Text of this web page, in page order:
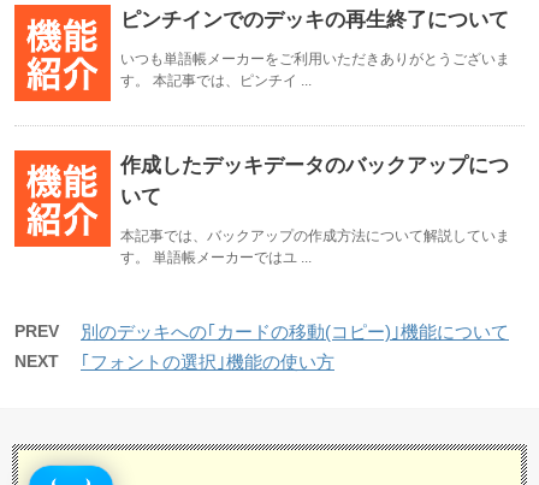
ピンチインでのデッキの再生終了について
いつも単語帳メーカーをご利用いただきありがとうございま
す。 本記事では、ピンチイ ...
作成したデッキデータのバックアップにつ
いて
本記事では、バックアップの作成方法について解説していま
す。 単語帳メーカーではユ ...
PREV 別のデッキへの｢カードの移動(コピー)｣機能について
NEXT ｢フォントの選択｣機能の使い方